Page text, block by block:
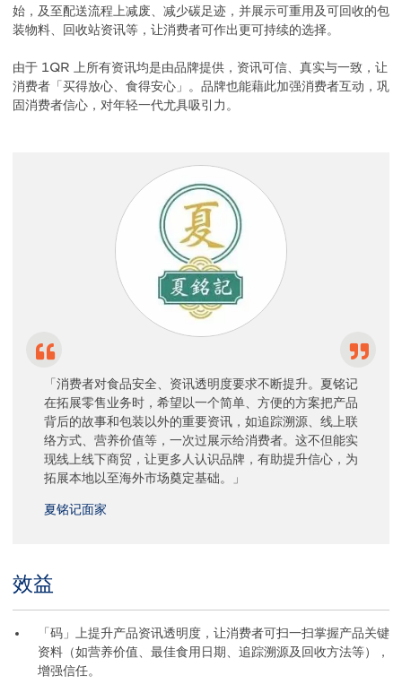
始，及至配送流程上减废、减少碳足迹，并展示可重用及可回收的包
装物料、回收站资讯等，让消费者可作出更可持续的选择。
由于 1QR 上所有资讯均是由品牌提供，资讯可信、真实与一致，让
消费者「买得放心、食得安心」。品牌也能藉此加强消费者互动，巩
固消费者信心，对年轻一代尤具吸引力。
「消费者对食品安全、资讯透明度要求不断提升。夏铭记
在拓展零售业务时，希望以一个简单、方便的方案把产品
背后的故事和包装以外的重要资讯，如追踪溯源、线上联
络方式、营养价值等，一次过展示给消费者。这不但能实
现线上线下商贸，让更多人认识品牌，有助提升信心，为
拓展本地以至海外市场奠定基础。」
夏铭记面家
Title
效益
Body「码」上提升产品资讯透明度，让消费者可扫一扫掌握产品关键
资料（如营养价值、最佳食用日期、追踪溯源及回收方法等），
增强信任。